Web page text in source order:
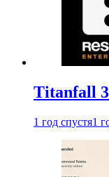
Titanfall 3
1 год спустя1